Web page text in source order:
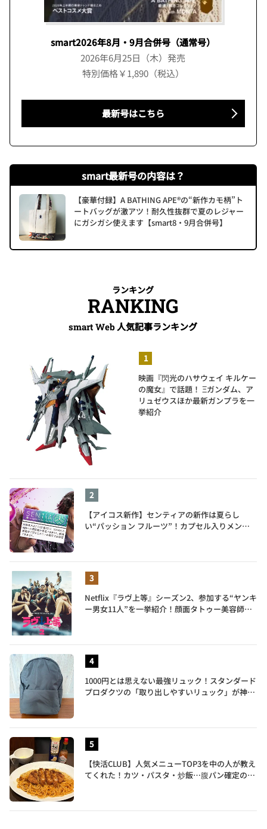
smart2026年8月・9月合併号（通常号）
2026年6月25日（木）発売
特別価格￥1,890（税込）
最新号はこちら
smart最新号の内容は？
【豪華付録】A BATHING APE®の“新作カモ柄”ト
ートバッグが激アツ！耐久性抜群で夏のレジャー
にガシガシ使えます【smart8・9月合併号】
ランキング
RANKING
smart Web 人気記事ランキング
映画『閃光のハサウェイ キルケー
の魔女』で話題！ Ξガンダム、ア
リュゼウスほか最新ガンプラを一
挙紹介
【アイコス新作】センティアの新作は夏らし
い“パッション フルーツ”！カプセル入りメンソ
Netflix『ラヴ上等』シーズン2、参加する“ヤンキ
ー男女11人”を一挙紹介！顔面タトゥー美容師、
1000円とは思えない最強リュック！スタンダード
プロダクツの「取り出しやすいリュック」が神す
【快活CLUB】人気メニューTOP3を中の人が教え
てくれた！カツ・パスタ・炒飯…腹パン確定のガ